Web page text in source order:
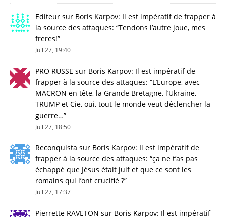
Editeur sur Boris Karpov: Il est impératif de frapper à
la source des attaques: “Tendons l’autre joue, mes
freres!”
Juil 27, 19:40
PRO RUSSE sur Boris Karpov: Il est impératif de
frapper à la source des attaques: “L’Europe, avec
MACRON en tête, la Grande Bretagne, l’Ukraine,
TRUMP et Cie, oui, tout le monde veut déclencher la
guerre…”
Juil 27, 18:50
Reconquista sur Boris Karpov: Il est impératif de
frapper à la source des attaques: “ça ne t’as pas
échappé que Jésus était juif et que ce sont les
romains qui l’ont crucifié ?”
Juil 27, 17:37
Pierrette RAVETON sur Boris Karpov: Il est impératif